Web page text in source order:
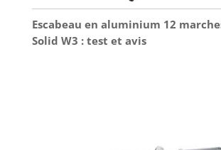
Escabeau en aluminium 12
Solid W3 : test et avis